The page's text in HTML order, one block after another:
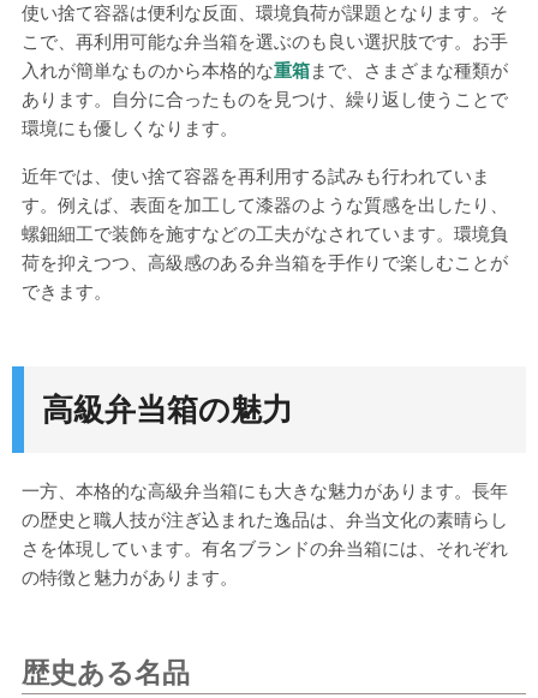
使い捨て容器は便利な反面、環境負荷が課題となります。そ
こで、再利用可能な弁当箱を選ぶのも良い選択肢です。お手
入れが簡単なものから本格的な重箱まで、さまざまな種類が
あります。自分に合ったものを見つけ、繰り返し使うことで
環境にも優しくなります。
近年では、使い捨て容器を再利用する試みも行われていま
す。例えば、表面を加工して漆器のような質感を出したり、
螺鈿細工で装飾を施すなどの工夫がなされています。環境負
荷を抑えつつ、高級感のある弁当箱を手作りで楽しむことが
できます。
高級弁当箱の魅力
一方、本格的な高級弁当箱にも大きな魅力があります。長年
の歴史と職人技が注ぎ込まれた逸品は、弁当文化の素晴らし
さを体現しています。有名ブランドの弁当箱には、それぞれ
の特徴と魅力があります。
歴史ある名品